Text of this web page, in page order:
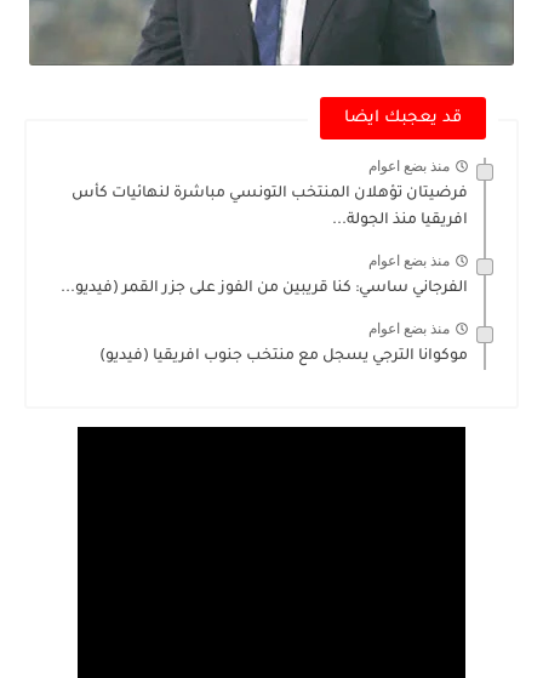
قد يعجبك ايضا
منذ بضع اعوام
فرضيتان تؤهلان المنتخب التونسي مباشرة لنهائيات كأس
افريقيا منذ الجولة...
منذ بضع اعوام
الفرجاني ساسي: كنا قريبين من الفوز على جزر القمر (فيديو...
منذ بضع اعوام
موكوانا الترجي يسجل مع منتخب جنوب افريقيا (فيديو)